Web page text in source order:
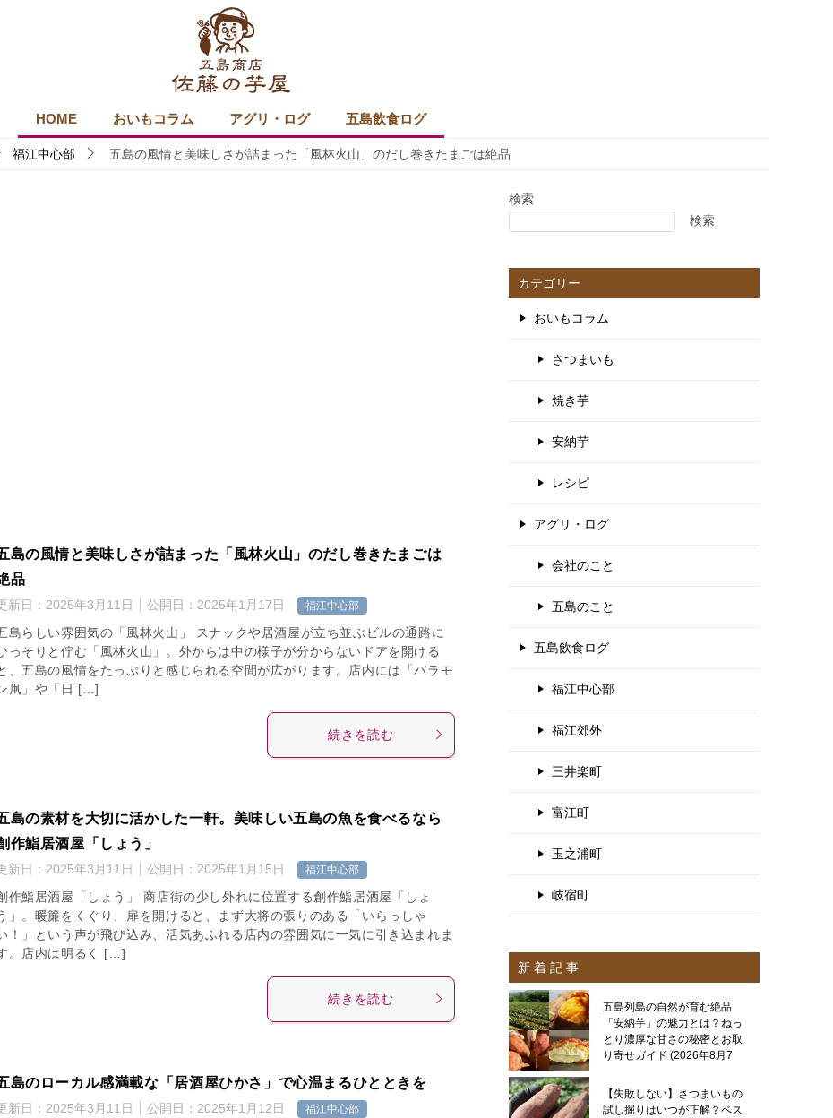
HOME おいもコラム アグリ・ログ 五島飲食ログ
福江中心部 五島の風情と美味しさが詰まった「風林火山」のだし巻きたまごは絶品
島の風情と美味しさが詰まった「風林火山」のだし巻きたまごは
品
新日： 2025年3月11日 公開日： 2025年1月17日 福江中心部
島らしい雰囲気の「風林火山」 スナックや居酒屋が立ち並ぶビルの通路に
っそりと佇む「風林火山」。外からは中の様子が分からないドアを開ける
、五島の風情をたっぷりと感じられる空間が広がります。店内には「バラモ
凧」や「日 […]
続きを読む
島の素材を大切に活かした一軒。美味しい五島の魚を食べるなら
作鮨居酒屋「しょう」
新日： 2025年3月11日 公開日： 2025年1月15日 福江中心部
作鮨居酒屋「しょう」 商店街の少し外れに位置する創作鮨居酒屋「しょ
」。暖簾をくぐり、扉を開けると、まず大将の張りのある「いらっしゃ
！」という声が飛び込み、活気あふれる店内の雰囲気に一気に引き込まれま
。店内は明るく […]
続きを読む
島のローカル感満載な「居酒屋ひかさ」で心温まるひとときを
新日： 2025年3月11日 公開日： 2025年1月12日 福江中心部
検索
検索
カテゴリー
おいもコラム
さつまいも
焼き芋
安納芋
レシピ
アグリ・ログ
会社のこと
五島のこと
五島飲食ログ
福江中心部
福江郊外
三井楽町
富江町
玉之浦町
岐宿町
新 着 記 事
五島列島の自然が育む絶品
「安納芋」の魅力とは？ねっ
とり濃厚な甘さの秘密とお取
り寄せガイド 2026年8月7
【失敗しない】さつまいもの
試し掘りはいつが正解？ベス